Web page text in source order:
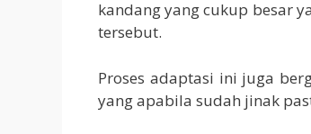
kandang yang cukup besar
tersebut.
Proses adaptasi ini juga
yang apabila sudah jinak